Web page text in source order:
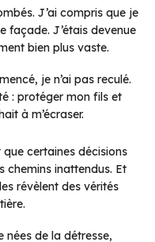
J’ai compris que je
façade. J’étais devenue
bien plus vaste.
je n’ai pas reculé.
: protéger mon fils et
à m’écraser.
que certaines décisions
chemins inattendus. Et
révèlent des vérités
nées de la détresse,